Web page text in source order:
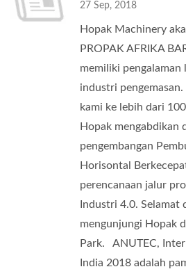
27 Sep, 2018
Hopak Machinery
PROPAK AFRIKA
memiliki
industri
kami ke lebih dari
Hopak mengabdikan
pengembangan
Horisontal
perencanaan jalur
Industri 4.0. Selamat
mengunjungi Hopak
Park. ANUTEC,
India 2018 adalah